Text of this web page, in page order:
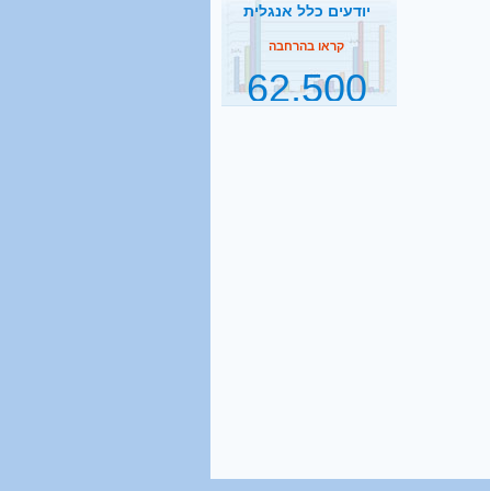
62,500
תלמידי ישיבות בהסדר
דחיית השירות